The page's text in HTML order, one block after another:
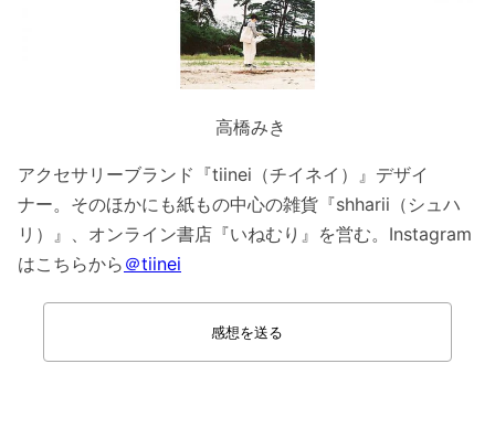
高橋みき
アクセサリーブランド『tiinei（チイネイ）』デザイ
ナー。そのほかにも紙もの中心の雑貨『shharii（シュハ
リ）』、オンライン書店『いねむり』を営む。Instagram
はこちらから ＠tiinei
感想を送る